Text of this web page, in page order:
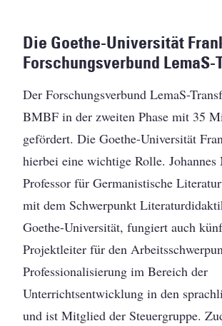
Die Goethe-Universität
Forschungsverbund LemaS-
Der Forschungsverbund LemaS-
BMBF in der zweiten Phase mit 35
gefördert. Die Goethe-Universität
hierbei eine wichtige Rolle. Johannes
Professor für Germanistische
mit dem Schwerpunkt
Goethe-Universität, fungiert auch
Projektleiter für den
Professionalisierung im Bereich der
Unterrichtsentwicklung in den
und ist Mitglied der Steuergruppe.